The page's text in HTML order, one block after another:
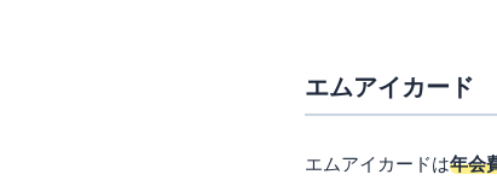
エムアイカード
エムアイカードは年会